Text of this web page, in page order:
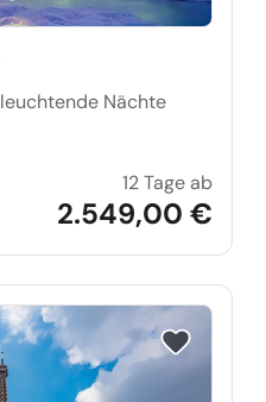
Nächte
12 Tage ab
2.549,00 €
Reise auf